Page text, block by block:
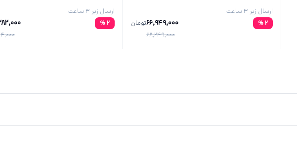
ارسال زیر ۳ ساعت
2
%
66,949,000
68,249,000
تومان
ارسال زیر ۳ ساعت
2
%